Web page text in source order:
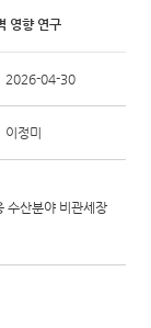
영향 연구
2026-04-30
이정미
수산분야 비관세장